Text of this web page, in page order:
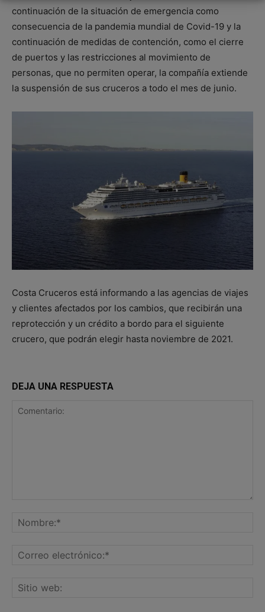
continuación de la situación de emergencia como
consecuencia de la pandemia mundial de Covid-19 y la
continuación de medidas de contención, como el cierre
de puertos y las restricciones al movimiento de
personas, que no permiten operar, la compañía extiende
la suspensión de sus cruceros a todo el mes de junio.
Costa Cruceros está informando a las agencias de viajes
y clientes afectados por los cambios, que recibirán una
reprotección y un crédito a bordo para el siguiente
crucero, que podrán elegir hasta noviembre de 2021.
DEJA UNA RESPUESTA